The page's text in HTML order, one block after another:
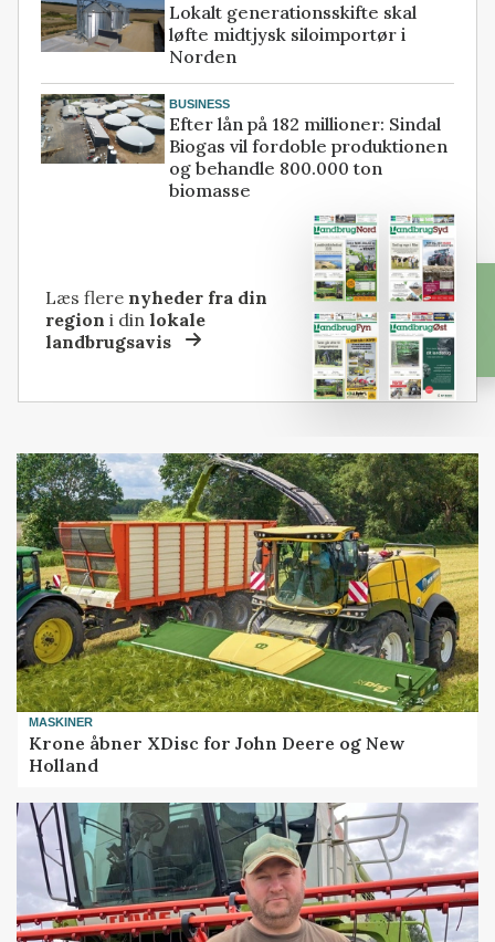
Lokalt generationsskifte skal
løfte midtjysk siloimportør i
Norden
BUSINESS
Efter lån på 182 millioner: Sindal
Biogas vil fordoble produktionen
og behandle 800.000 ton
biomasse
Læs flere nyheder fra din
region i dinlokale
landbrugsavis
MASKINER
Krone åbner XDisc for John Deere og New
Holland